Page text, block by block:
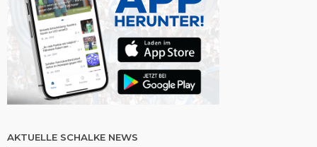
AKTUELLE SCHALKE NEWS